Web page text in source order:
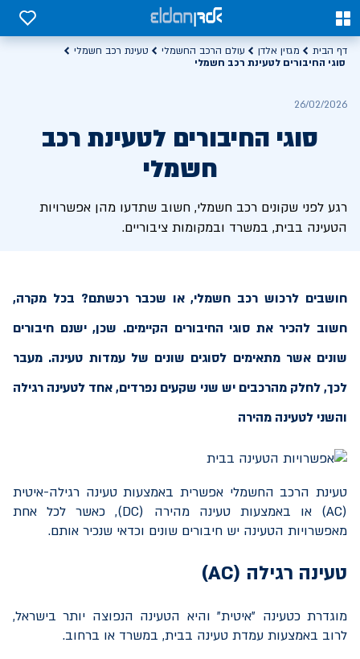
0
0
דף הבית מגזין אלדן עולם הרכב החשמלי
טעינת רכב חשמלי
סוגי החיבורים לטעינת רכב חשמלי
26/02/2026
סוגי החיבורים לטעינת רכב
חשמלי
רגע לפני שקונים רכב חשמלי, חשוב שתדעו מהן אפשרויות
הטעינה בבית, במשרד ובמקומות ציבוריים.
חושבים לרכוש רכב חשמלי, או שכבר רכשתם? בכל מקרה,
חשוב להכיר את סוגי החיבורים הקיימים. שכן, ישנם חיבורים
שונים אשר מתאימים לסוגים שונים של עמדות טעינה. מעבר
לכך, לחלק מהרכבים יש שני שקעים נפרדים, אחד לטעינה רגילה
והשני לטעינה מהירה
טעינת הרכב החשמלי אפשרית באמצעות טעינה רגילה-איטית
(
AC) או באמצעות טעינה מהירה (DC), כאשר לכל אחת
מאפשרויות הטעינה יש חיבורים שונים וכדאי שנכיר אותם.
טעינה רגילה (AC
)
מוגדרת כטעינה "איטית" והיא הטעינה הנפוצה יותר בישראל,
לרוב באמצעות עמדת טעינה בבית, במשרד או ברחוב.